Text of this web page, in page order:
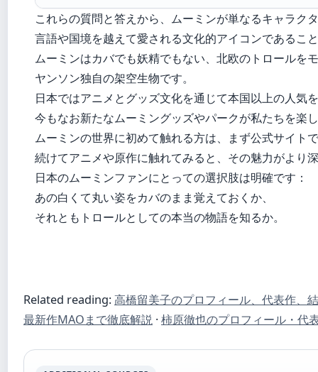
これらの質問と答えから、ムーミンが単なるキャラク
言語や国境を越えて愛される文化的アイコンであるこ
ムーミンはカバでも妖精でもない、北欧のトロールを
ヤンソン独自の架空生物です。
日本ではアニメとグッズ文化を通じて本国以上の人気
今もなお新たなムーミングッズやパークが私たちを楽
ムーミンの世界に初めて触れる方は、まず公式サイト
続けてアニメや原作に触れてみると、その魅力がより
日本のムーミンファンにとっての選択肢は明確です：
あの白くて丸い姿をカバのまま覚えておくか、
それともトロールとしての本当の物語を知るか。
Related reading:高橋留美子のプロフィール、代表作、
最新作MAOまで徹底解説 ·柿原徹也のプロフィール・代